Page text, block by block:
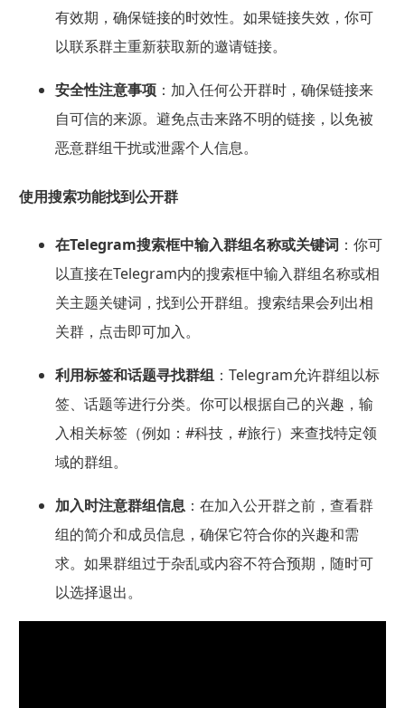
有效期，确保链接的时效性。如果链接失效，你可
以联系群主重新获取新的邀请链接。
安全性注意事项：加入任何公开群时，确保链接来
自可信的来源。避免点击来路不明的链接，以免被
恶意群组干扰或泄露个人信息。
使用搜索功能找到公开群
在Telegram搜索框中输入群组名称或关键词 ：你可
以直接在Telegram内的搜索框中输入群组名称或相
关主题关键词，找到公开群组。搜索结果会列出相
关群，点击即可加入。
利用标签和话题寻找群组：Telegram允许群组以标
签、话题等进行分类。你可以根据自己的兴趣，输
入相关标签（例如：#科技，#旅行）来查找特定领
域的群组。
加入时注意群组信息：在加入公开群之前，查看群
组的简介和成员信息，确保它符合你的兴趣和需
求。如果群组过于杂乱或内容不符合预期，随时可
以选择退出。